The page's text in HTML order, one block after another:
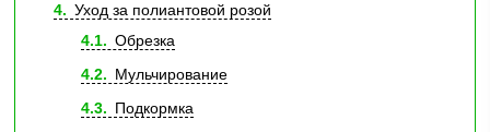
4
Уход за полиантовой розой
4.1
Обрезка
4.2
Мульчирование
4.3
Подкормка